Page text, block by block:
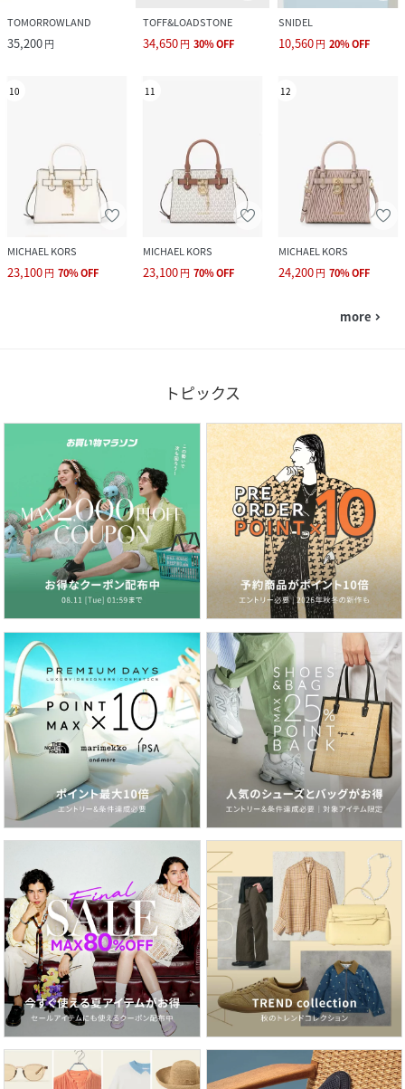
TOMORROWLAND
35,200円
TOFF&LOADSTONE
34,650円 30%OFF
SNIDEL
10,560円 20%OFF
10
MICHAEL KORS
23,100円 70%OFF
11
MICHAEL KORS
23,100円 70%OFF
12
MICHAEL KORS
24,200円 70%OFF
more navigate_next
トピックス